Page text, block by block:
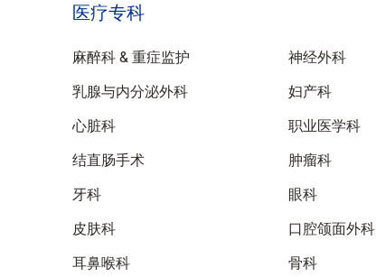
医疗专科
麻醉科 & 重症监护
乳腺与内分泌外科
心脏科
结直肠手术
牙科
皮肤科
耳鼻喉科
神经外科
妇产科
职业医学科
肿瘤科
眼科
口腔颌面外科
骨科